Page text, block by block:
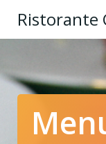
Ristorante